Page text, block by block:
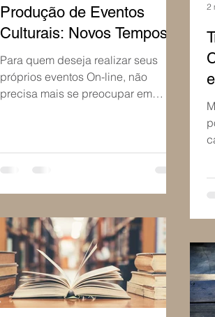
Produção de Eventos
Culturais: Novos Tempos
Para quem deseja realizar seus
próprios eventos On-line, não
precisa mais se preocupar em
2